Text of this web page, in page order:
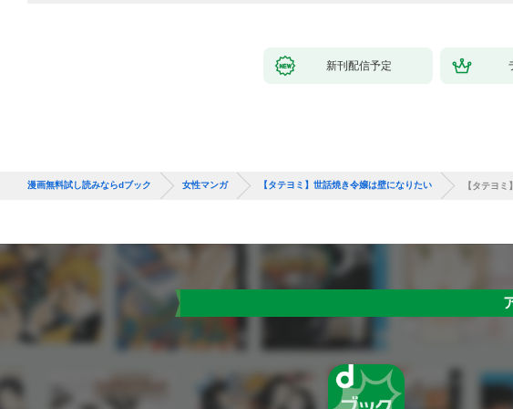
新刊配信予定
漫画無料試し読みならdブック 女性マンガ 【タテヨミ】世話焼き令嬢は壁になりたい 【タテヨ